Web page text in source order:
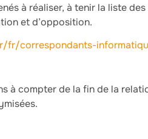
à réaliser, à tenir la liste
et d’opposition.
fr/correspondants-
à compter de la fin de la